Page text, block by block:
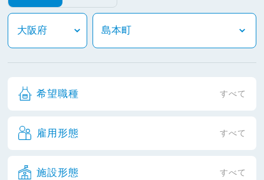
希望職種 すべて
雇用形態 すべて
施設形態 すべて